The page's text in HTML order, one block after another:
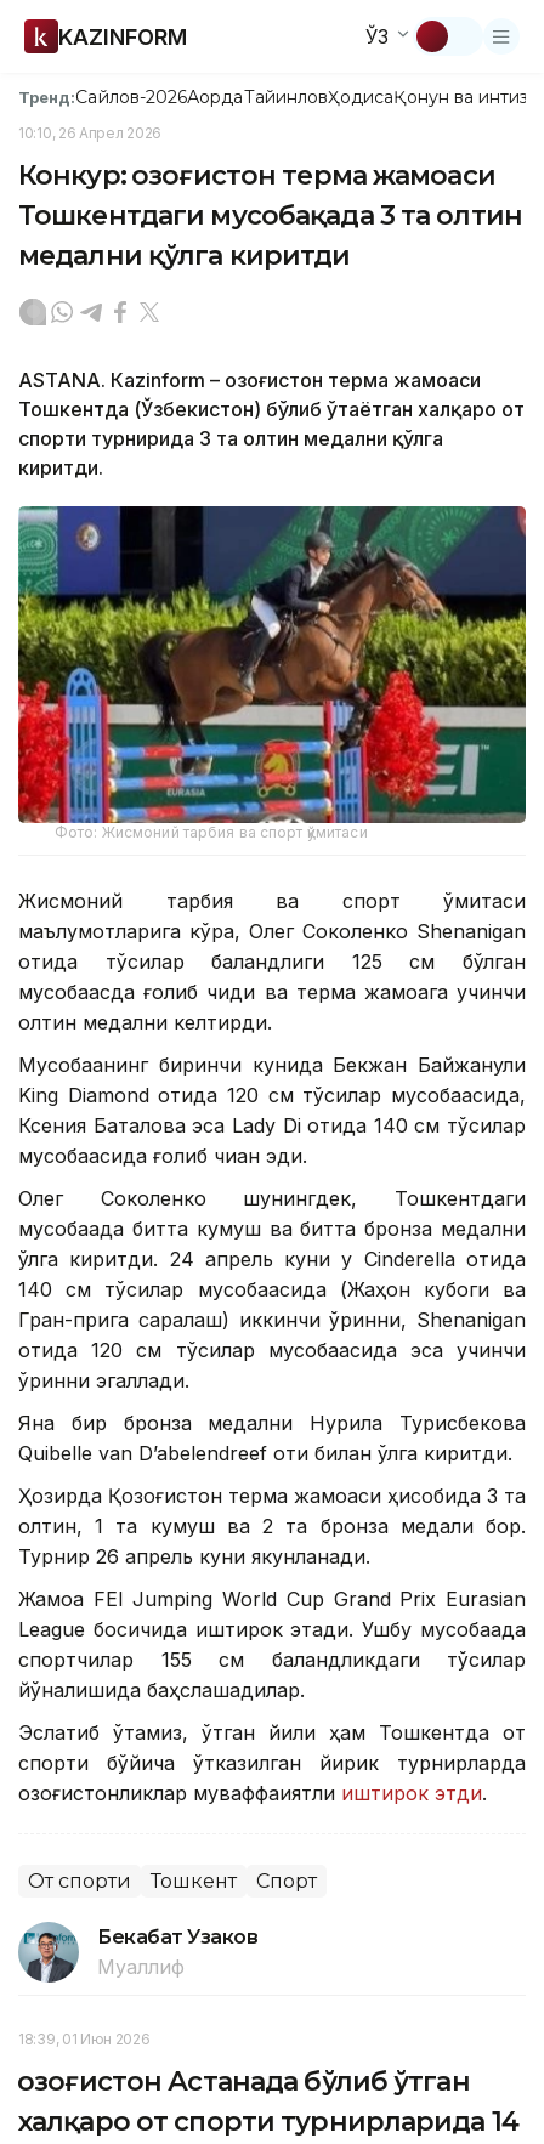
KAZINFORM ЎЗ
Тренд:Сайлов-2026АқордаТайинловҲодисаҚонун ва
10:10, 26 Апрел 2026
Конкур: Қозоғистон терма жамоаси
Тошкентдаги мусобақада 3 та олтин
медални қўлга киритди
ASTANА. Кazinform – Қозоғистон терма жамоаси
Тошкентда (Ўзбекистон) бўлиб ўтаётган халқаро от
спорти турнирида 3 та олтин медални қўлга
киритди.
Фото: Жисмоний тарбия ва спорт қўмитаси
Жисмоний тарбия ва спорт қўмитаси
маълумотларига кўра, Олег Соколенко Shenanigan
отида тўсиқлар баландлиги 125 см бўлган
мусобақасда ғолиб чиқди ва терма жамоага учинчи
олтин медални келтирди.
Мусобақанинг биринчи кунида Бекжан Байжанули
King Diamond отида 120 см тўсиқлар мусобақасида,
Ксения Баталова эса Lady Di отида 140 см тўсиқлар
мусобақасида ғолиб чиққан эди.
Олег Соколенко шунингдек, Тошкентдаги
мусобақада битта кумуш ва битта бронза медални
қўлга киритди. 24 апрель куни у Cinderella отида
140 см тўсиқлар мусобақасида (Жаҳон кубоги ва
Гран-прига саралаш) иккинчи ўринни, Shenanigan
отида 120 см тўсиқлар мусобақасида эса учинчи
ўринни эгаллади.
Яна бир бронза медални Нурила Турисбекова
Quibelle van D’abelendreef оти билан қўлга киритди.
Ҳозирда Қозоғистон терма жамоаси ҳисобида 3 та
олтин, 1 та кумуш ва 2 та бронза медали бор.
Турнир 26 апрель куни якунланади.
Жамоа FEI Jumping World Cup Grand Prix Eurasian
League босқичида иштирок этади. Ушбу мусобақада
спортчилар 155 см баландликдаги тўсиқлар
йўналишида баҳслашадилар.
Эслатиб ўтамиз, ўтган йили ҳам Тошкентда от
спорти бўйича ўтказилган йирик турнирларда
қозоғистонликлар муваффақиятли иштирок этди.
От спорти Тошкент Спорт
Бекабат Узаков
Муаллиф
18:39, 01 Июн 2026
Қозоғистон Астанада бўлиб ўтган
халқаро от спорти турнирларида 14